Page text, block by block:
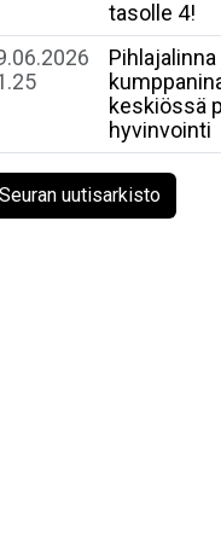
tasolle 4!
keskiössä
hyvinvointi
Seuran uutisarkisto